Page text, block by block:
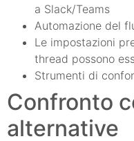
a Slack/Teams
Automazione del
Le impostazioni
thread possono
Strumenti di
Confronto
alternative